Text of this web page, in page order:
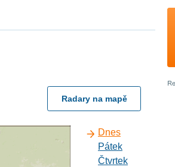
Radary na mapě
Dnes
Pátek
Čtvrtek